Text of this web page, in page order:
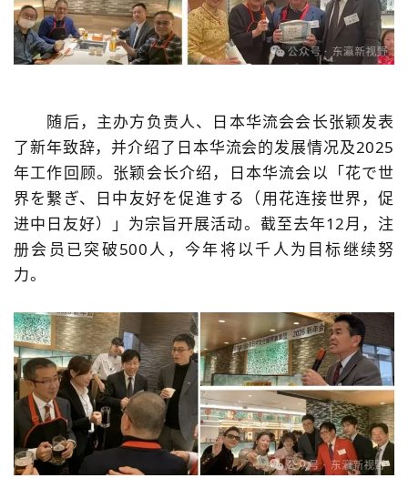
随后，主办方负责人、日本华流会会长张颖发表
了新年致辞，并介绍了日本华流会的发展情况及2025
年工作回顾。张颖会长介绍，日本华流会以「花で世
界を繋ぎ、日中友好を促進する（用花连接世界，促
进中日友好）」为宗旨开展活动。截至去年12月，注
册会员已突破500人，今年将以千人为目标继续努
力。